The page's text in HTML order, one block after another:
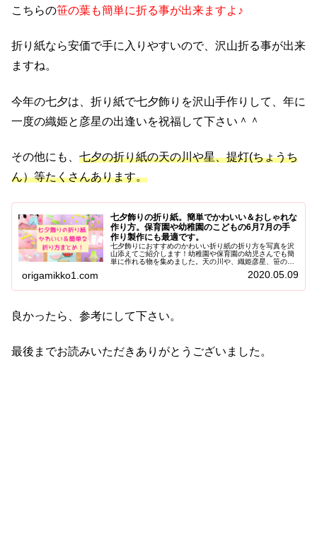
こちらの笹の葉も簡単に折る事が出来ますよ♪
折り紙なら安価で手に入りやすいので、沢山折る事が出来
ますね。
今年の七夕は、折り紙で七夕飾りを沢山手作りして、年に
一度の織姫と彦星の出逢いを祝福して下さい＾＾
その他にも、 七夕の折り紙の天の川や星、提灯(ちょうち
ん）等たくさんあります。
七夕飾りの折り紙。簡単でかわいい＆おしゃれな
作り方。保育園や幼稚園のこどもの6月7月の手
作り製作にも最適です。
七夕飾りにおすすめのかわいい折り紙の折り方を写真を沢
山添えてご紹介します！幼稚園や保育園の幼児さんでも簡
単に作れる物を集めました。天の川や、織姫彦星、笹の葉
origamikko1.com 2020.05.09
良かったら、参考にして下さい。
最後までお読みいただきありがとうございました。